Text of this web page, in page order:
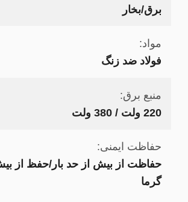
برق/بخار
مواد:
فولاد ضد زنگ
منبع برق:
220 ولت / 380 ولت
حفاظت ایمنی:
حفاظت از بیش از حد بار/حفظ از
گرما